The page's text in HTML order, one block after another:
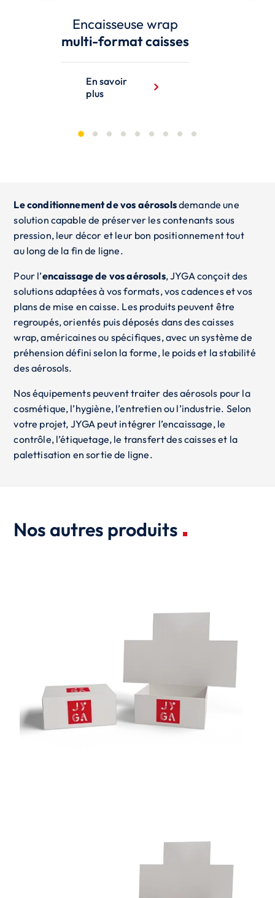
Encaisseuse wrap
multi-format caisses
En savoir
plus
Le conditionnement de vos aérosolsdemande une
solution capable de préserver les contenants sous
pression, leur décor et leur bon positionnement tout
au long de la fin de ligne.
Pour l’encaissage de vos aérosols, JYGA conçoit des
solutions adaptées à vos formats, vos cadences et vos
plans de mise en caisse. Les produits peuvent être
regroupés, orientés puis déposés dans des caisses
wrap, américaines ou spécifiques, avec un système de
préhension défini selon la forme, le poids et la stabilité
des aérosols.
Nos équipements peuvent traiter des aérosols pour la
cosmétique, l’hygiène, l’entretien ou l’industrie. Selon
votre projet, JYGA peut intégrer l’encaissage, le
contrôle, l’étiquetage, le transfert des caisses et la
palettisation en sortie de ligne.
Nos autres produits